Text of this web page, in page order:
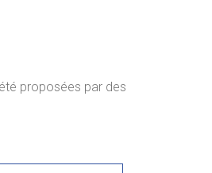
proposées par des